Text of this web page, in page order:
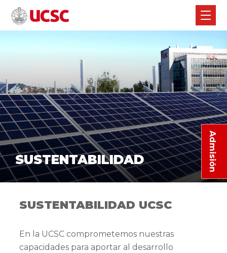
Admisión
SUSTENTABILIDAD
SUSTENTABILIDAD UCSC
En la UCSC comprometemos nuestras
capacidades para aportar al desarrollo